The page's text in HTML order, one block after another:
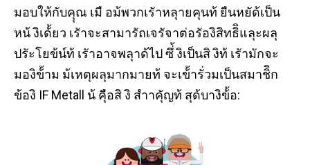
มอบให้กับคุุณ เมื อม้พวกเรัาหลุายคุนท้ ยืนหยัด้เป็น
หน้ งิเด้้ยว เรัาจะสามารัถเจรัจาต่อรัองิสิทธิิแลุะผลุ
ปรัะโยข้น์ท้ เรัาอาจพลุาด้ไป ซึ่้ งิเป็นสิ งิท้ เรัามักจะ
มองิข้้าม ม้เหตุผลุมากมายท้ จะเข้้ารั่วมเป็นสมาชิิก
ข้องิ IF Metall น้ คุือสิ งิ สำาคุัญท้ สุด้บางิข้้อ: